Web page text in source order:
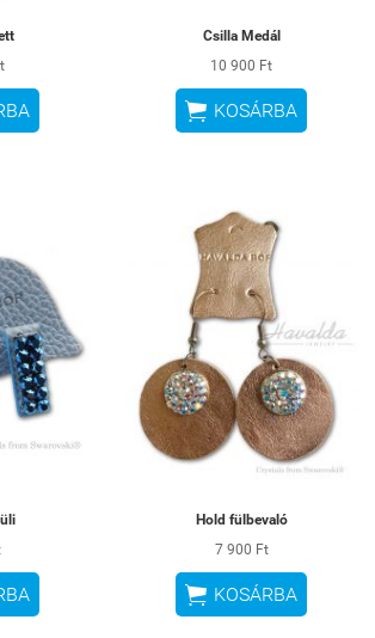
Csilla Medál
10 900 Ft
 KOSÁRBA
Hold fülbevaló
7 900 Ft
 KOSÁRBA